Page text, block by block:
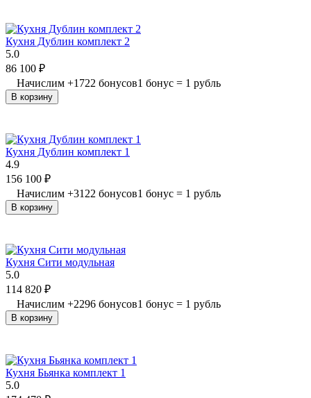
Кухня Дублин комплект 2
5.0
86 100 ₽
Начислим +1722 бонусов1 бонус = 1 рубль
В корзину
Кухня Дублин комплект 1
4.9
156 100 ₽
Начислим +3122 бонусов1 бонус = 1 рубль
В корзину
Кухня Сити модульная
5.0
114 820 ₽
Начислим +2296 бонусов1 бонус = 1 рубль
В корзину
Кухня Бьянка комплект 1
5.0